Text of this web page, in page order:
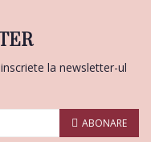
la newsletter-ul
ABONARE